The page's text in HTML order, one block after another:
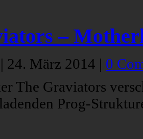
–
| 24. März 2014 | 0
The Graviators
Prog-